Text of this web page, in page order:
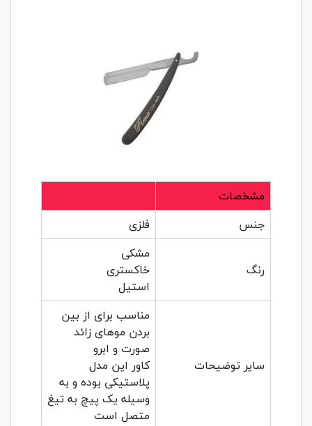
مشخصات
جنس
فلزی
رنگ
مشکی
خاکستری
استیل
سایر توضیحات
مناسب برای از بین
بردن مو‌های زائد
صورت و ابرو
کاور این مدل
پلاستیکی بوده و به
وسیله یک پیچ به تیغ
متصل است